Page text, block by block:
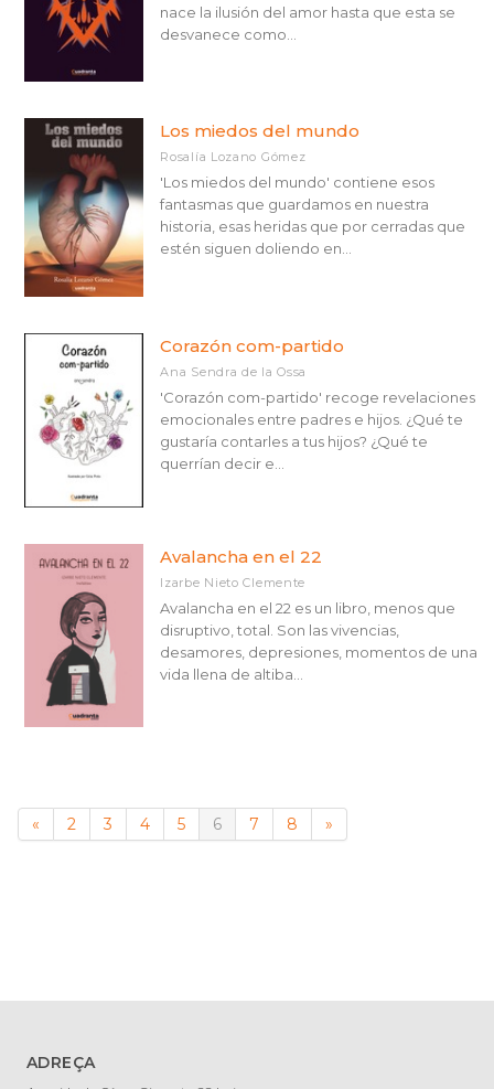
nace la ilusión del amor hasta que esta se
desvanece como...
Los miedos del mundo
Rosalía Lozano Gómez
'Los miedos del mundo' contiene esos
fantasmas que guardamos en nuestra
historia, esas heridas que por cerradas que
estén siguen doliendo en...
Corazón com-partido
Ana Sendra de la Ossa
'Corazón com-partido' recoge revelaciones
emocionales entre padres e hijos. ¿Qué te
gustaría contarles a tus hijos? ¿Qué te
querrían decir e...
Avalancha en el 22
Izarbe Nieto Clemente
Avalancha en el 22 es un libro, menos que
disruptivo, total. Son las vivencias,
desamores, depresiones, momentos de una
vida llena de altiba...
« 2 3 4 5 6 7 8 »
ADREÇA